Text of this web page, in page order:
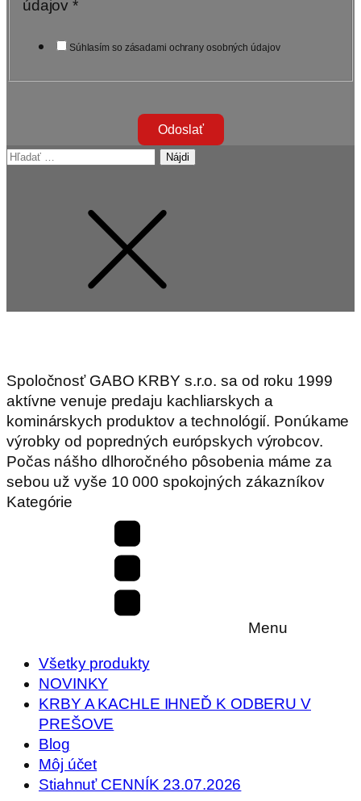
údajov*
Súhlasím so zásadami ochrany osobných údajov
Odoslať
Hľadať:
Spoločnosť GABO KRBY s.r.o. sa od roku 1999
aktívne venuje predaju kachliarskych a
kominárskych produktov a technológií. Ponúkame
výrobky od popredných európskych výrobcov.
Počas nášho dlhoročného pôsobenia máme za
sebou už vyše 10 000 spokojných zákazníkov
Kategórie
Menu
Všetky produkty
NOVINKY
KRBY A KACHLE IHNEĎ K ODBERU V
PREŠOVE
Blog
Môj účet
Stiahnuť CENNÍK 23.07.2026